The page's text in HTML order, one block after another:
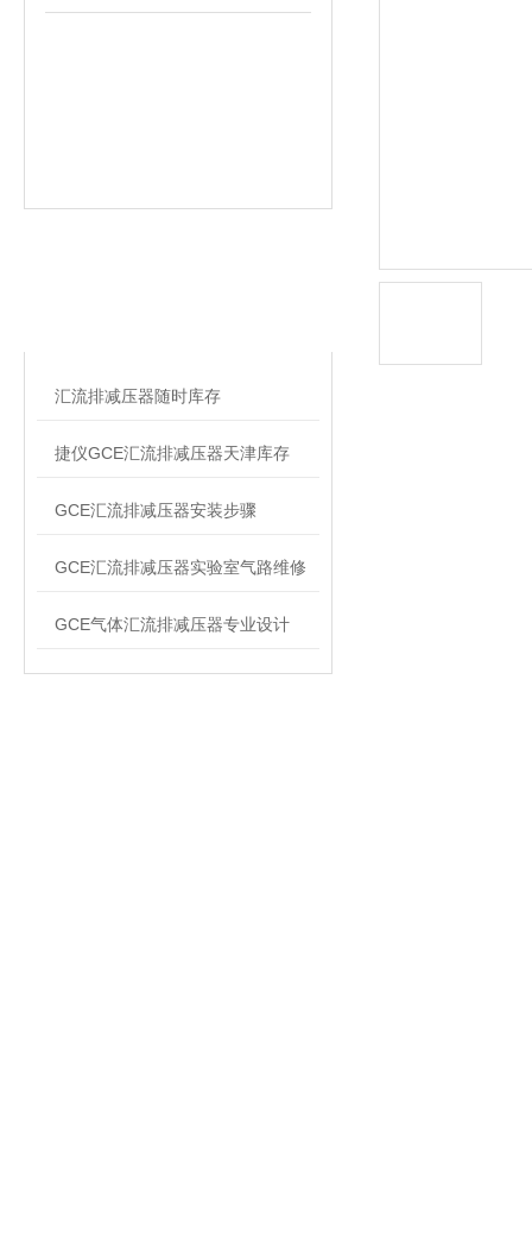
汇流排减压器随时库存
捷仪GCE汇流排减压器天津库存
GCE汇流排减压器安装步骤
GCE汇流排减压器实验室气路维修
GCE气体汇流排减压器专业设计